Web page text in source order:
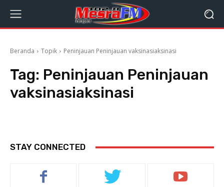
Beranda Topik Peninjauan Peninjauan vaksinasiaksinasi
Tag: Peninjauan Peninjauan
vaksinasiaksinasi
STAY CONNECTED